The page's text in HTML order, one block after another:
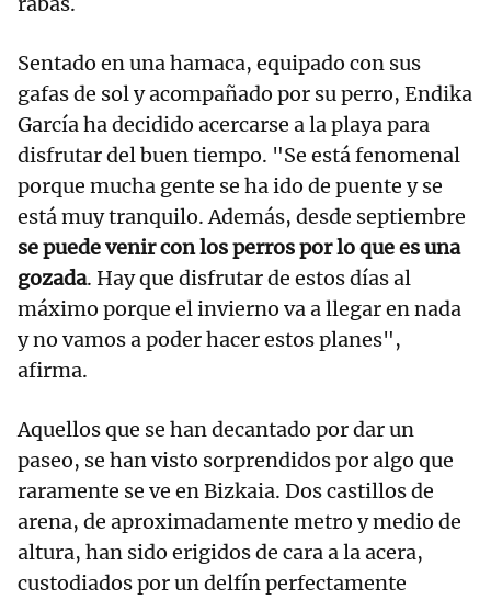
Sentado en una hamaca, equipado con sus
gafas de sol y acompañado por su perro, Endika
García ha decidido acercarse a la playa para
disfrutar del buen tiempo. "Se está fenomenal
porque mucha gente se ha ido de puente y se
está muy tranquilo. Además, desde septiembre
se puede venir con los perros por lo que es una
gozada. Hay que disfrutar de estos días al
máximo porque el invierno va a llegar en nada
y no vamos a poder hacer estos planes",
afirma.
Aquellos que se han decantado por dar un
paseo, se han visto sorprendidos por algo que
raramente se ve en Bizkaia. Dos castillos de
arena, de aproximadamente metro y medio de
altura, han sido erigidos de cara a la acera,
custodiados por un delfín perfectamente